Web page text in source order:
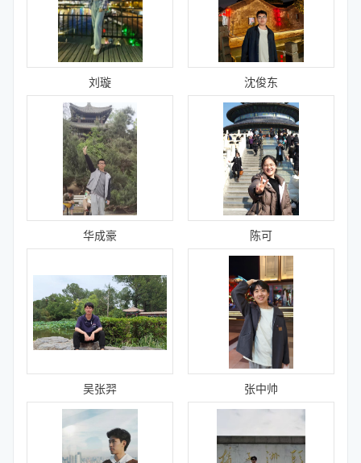
刘璇 沈俊东
华成豪 陈可
吴张羿 张中帅